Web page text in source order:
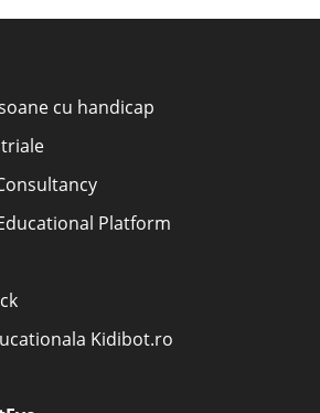
cu handicap
Platform
Kidibot.ro